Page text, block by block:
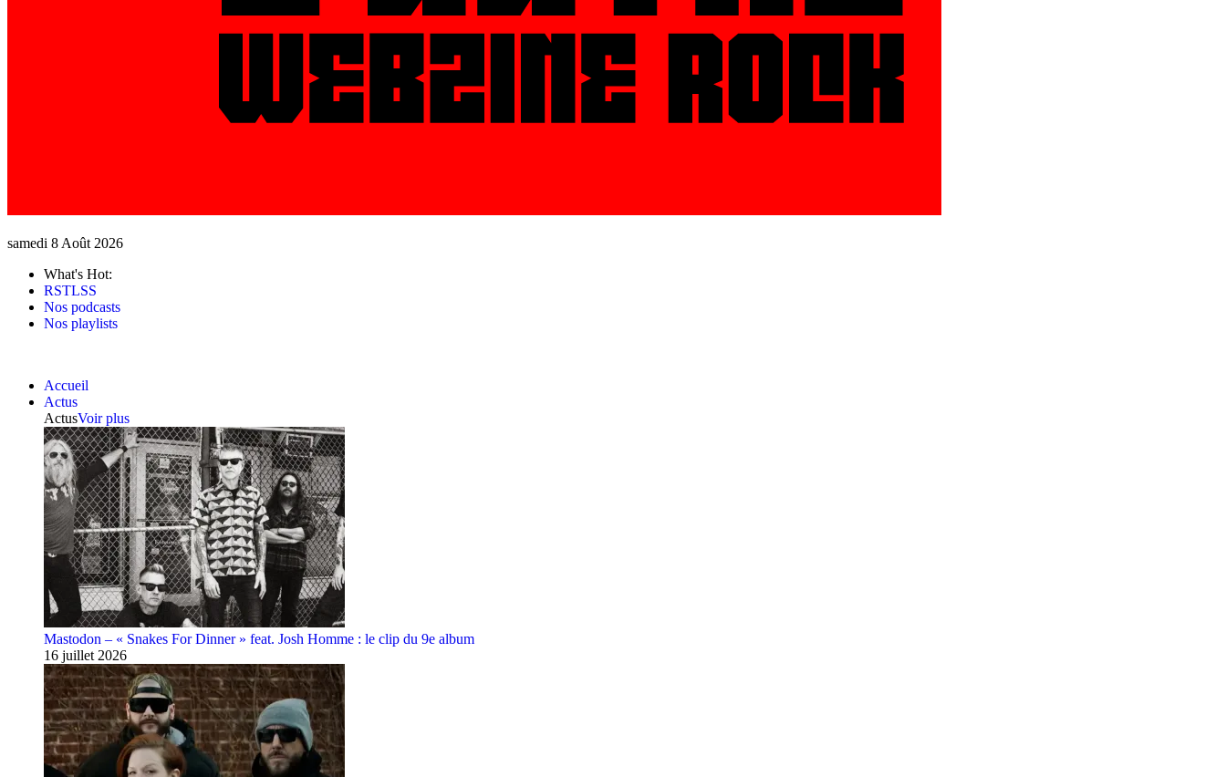
samedi 8 Août 2026
What's Hot:
RSTLSS
Nos podcasts
Nos playlists
Accueil
Actus
ActusVoir plus
Mastodon – « Snakes For Dinner » feat. Josh Homme : le clip du 9e album
16 juillet 2026